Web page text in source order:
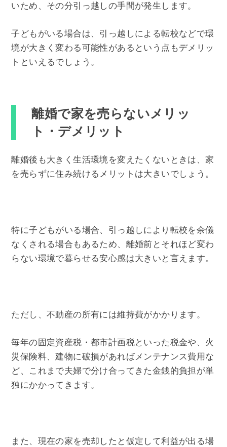
いため、その分引っ越しの手間が発生します。
子どもがいる場合は、引っ越しによる転校などで環
境が大きく変わる可能性があるという点もデメリッ
トといえるでしょう。
離婚で家を売らないメリッ
ト・デメリット
離婚後も大きく生活環境を変えたくないときは、家
を売らずに住み続けるメリットは大きいでしょう。
特に子どもがいる場合、引っ越しにより転校を余儀
なくされる場合もあるため、離婚前とそれほど変わ
らない環境で暮らせる安心感は大きいと言えます。
ただし、不動産の所有には維持費がかかります。
毎年の固定資産税・都市計画税といった税金や、火
災保険料、建物に破損があればメンテナンス費用な
ど、これまで夫婦で分け合ってきた金銭的負担が単
独にかかってきます。
また、現在の家を売却したと仮定して利益が出る場